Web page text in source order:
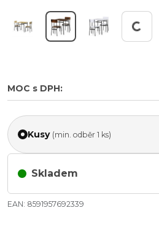
Pracuji...
MOC s DPH:
Kusy (min. odběr 1 ks)
Skladem
EAN: 8591957692339